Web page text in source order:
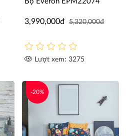
3,990,000đ 5,320,000đ
Lượt xem: 3275
-20%